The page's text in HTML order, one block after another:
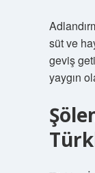
süt ve
geviş
yaygın